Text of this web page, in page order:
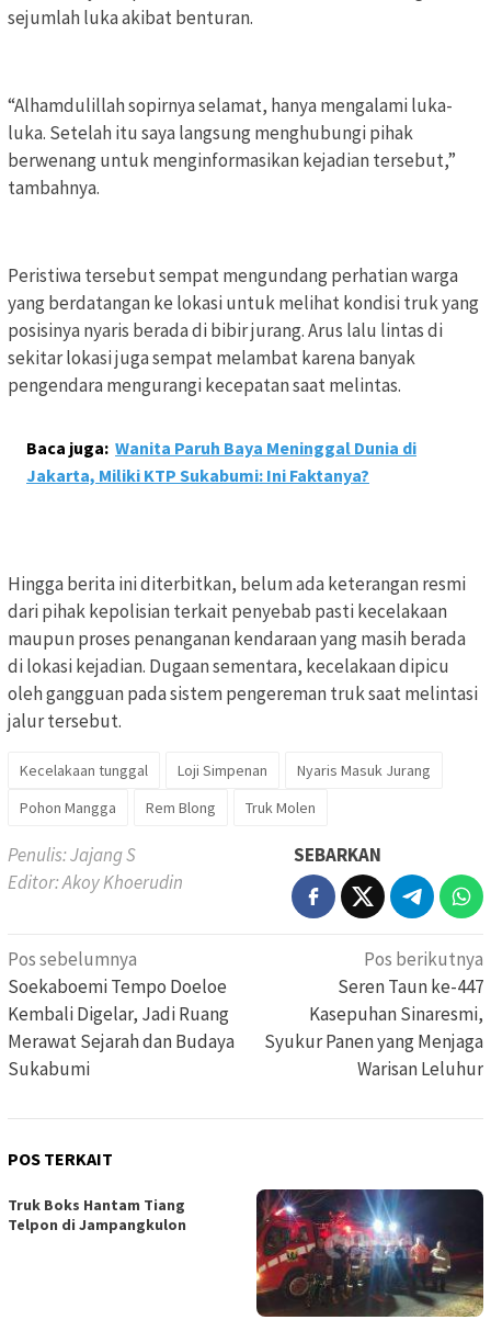
sejumlah luka akibat benturan.
“Alhamdulillah sopirnya selamat, hanya mengalami luka-
luka. Setelah itu saya langsung menghubungi pihak
berwenang untuk menginformasikan kejadian tersebut,”
tambahnya.
Peristiwa tersebut sempat mengundang perhatian warga
yang berdatangan ke lokasi untuk melihat kondisi truk yang
posisinya nyaris berada di bibir jurang. Arus lalu lintas di
sekitar lokasi juga sempat melambat karena banyak
pengendara mengurangi kecepatan saat melintas.
Baca juga: Wanita Paruh Baya Meninggal Dunia di
Jakarta, Miliki KTP Sukabumi: Ini Faktanya?
Hingga berita ini diterbitkan, belum ada keterangan resmi
dari pihak kepolisian terkait penyebab pasti kecelakaan
maupun proses penanganan kendaraan yang masih berada
di lokasi kejadian. Dugaan sementara, kecelakaan dipicu
oleh gangguan pada sistem pengereman truk saat melintasi
jalur tersebut.
Kecelakaan tunggal Loji Simpenan
Nyaris Masuk Jurang
Pohon Mangga
Rem Blong Truk Molen
Penulis: Jajang S
Editor: Akoy Khoerudin
SEBARKAN
Navigasi
pos
Pos sebelumnya
Soekaboemi Tempo Doeloe
Kembali Digelar, Jadi Ruang
Merawat Sejarah dan Budaya
Sukabumi
Pos berikutnya
Seren Taun ke-447
Kasepuhan Sinaresmi,
Syukur Panen yang Menjaga
Warisan Leluhur
POS TERKAIT
Truk Boks Hantam Tiang
Telpon di Jampangkulon